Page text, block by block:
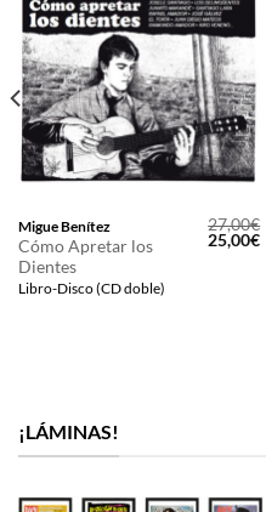
Migue Benítez
Cómo Apretar los
Dientes
Libro-Disco (CD doble)
27,00€
El
precio
25,00€El
¡LÁMINAS!